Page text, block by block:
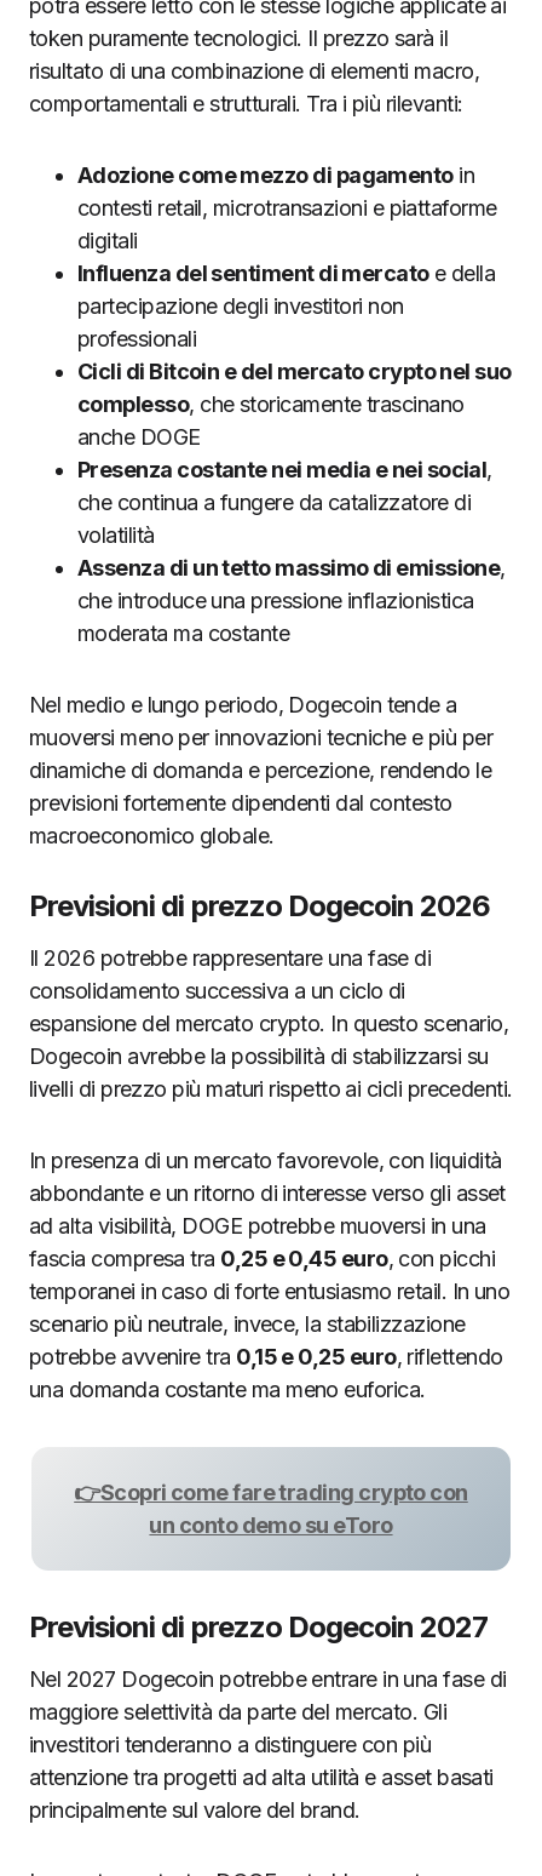
potrà essere letto con le stesse logiche applicate ai
token puramente tecnologici. Il prezzo sarà il
risultato di una combinazione di elementi macro,
comportamentali e strutturali. Tra i più rilevanti:
Adozione come mezzo di pagamentoin
contesti retail, microtransazioni e piattaforme
digitali
Influenza del sentiment di mercatoe della
partecipazione degli investitori non
professionali
Cicli di Bitcoin e del mercato crypto nel suo
complesso, che storicamente trascinano
anche DOGE
Presenza costante nei media e nei social,
che continua a fungere da catalizzatore di
volatilità
Assenza di un tetto massimo di emissione,
che introduce una pressione inflazionistica
moderata ma costante
Nel medio e lungo periodo, Dogecoin tende a
muoversi meno per innovazioni tecniche e più per
dinamiche di domanda e percezione, rendendo le
previsioni fortemente dipendenti dal contesto
macroeconomico globale.
Previsioni di prezzo Dogecoin 2026
Il 2026 potrebbe rappresentare una fase di
consolidamento successiva a un ciclo di
espansione del mercato crypto. In questo scenario,
Dogecoin avrebbe la possibilità di stabilizzarsi su
livelli di prezzo più maturi rispetto ai cicli precedenti.
In presenza di un mercato favorevole, con liquidità
abbondante e un ritorno di interesse verso gli asset
ad alta visibilità, DOGE potrebbe muoversi in una
fascia compresa tra 0,25 e 0,45 euro, con picchi
temporanei in caso di forte entusiasmo retail. In uno
scenario più neutrale, invece, la stabilizzazione
potrebbe avvenire tra 0,15 e 0,25 euro, riflettendo
una domanda costante ma meno euforica.
👉Scopri come fare trading crypto con
un conto demo su eToro
Previsioni di prezzo Dogecoin 2027
Nel 2027 Dogecoin potrebbe entrare in una fase di
maggiore selettività da parte del mercato. Gli
investitori tenderanno a distinguere con più
attenzione tra progetti ad alta utilità e asset basati
principalmente sul valore del brand.